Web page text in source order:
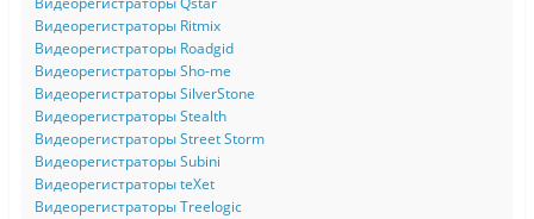
Видеорегистраторы Ritmix
Видеорегистраторы Roadgid
Видеорегистраторы Sho-me
Видеорегистраторы SilverStone
Видеорегистраторы Stealth
Видеорегистраторы Street Storm
Видеорегистраторы Subini
Видеорегистраторы teXet
Видеорегистраторы Treelogic